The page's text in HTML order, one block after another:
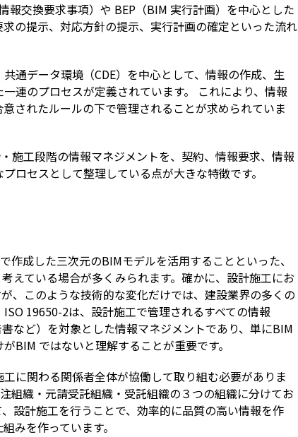
報交換要求事項）や BEP（BIM 実行計画）を中心とした
の提示、対応方針の提示、実行計画の確定といった流れ
通データ環境（CDE）を中心として、情報の作成、生
連のプロセスが定義されています。 これにより、情報
されたルールの下で管理されることが求められていま
施工段階の情報マネジメントを、契約、情報要求、情報
ロセスとして整理している点が大きな特徴です。
作成した三次元のBIMモデルを活用することといった、
えている場合が多くみられます。確かに、設計施工にお
、このような技術的な変化だけでは、建設業界の多くの
19650-2は、設計施工で管理されるすべての情報
など）を対象とした情報マネジメントであり、単にBIM
BIM ではないと理解することが重要です。
に関わる関係者全体が協働して取り組む必要がありま
組織・元請受託組織・受託組織の３つの組織に分けてお
設計施工を行うことで、効率的に品質の高い情報を作
みを作っています。